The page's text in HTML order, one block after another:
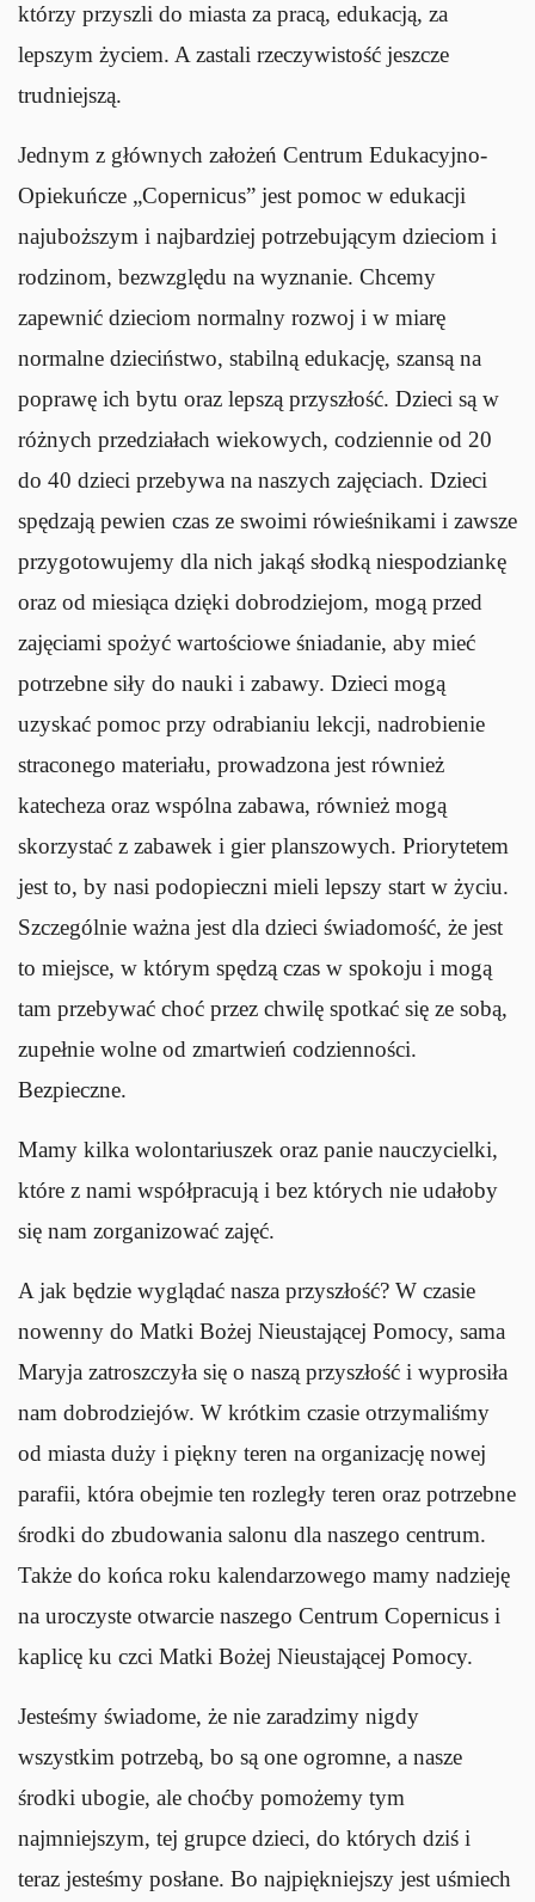
którzy przyszli do miasta za pracą, edukacją, za
lepszym życiem. A zastali rzeczywistość jeszcze
trudniejszą.
Jednym z głównych założeń Centrum Edukacyjno-
Opiekuńcze „Copernicus” jest pomoc w edukacji
najuboższym i najbardziej potrzebującym dzieciom i
rodzinom, bezwzględu na wyznanie. Chcemy
zapewnić dzieciom normalny rozwoj i w miarę
normalne dzieciństwo, stabilną edukację, szansą na
poprawę ich bytu oraz lepszą przyszłość. Dzieci są w
różnych przedziałach wiekowych, codziennie od 20
do 40 dzieci przebywa na naszych zajęciach. Dzieci
spędzają pewien czas ze swoimi rówieśnikami i zawsze
przygotowujemy dla nich jakąś słodką niespodziankę
oraz od miesiąca dzięki dobrodziejom, mogą przed
zajęciami spożyć wartościowe śniadanie, aby mieć
potrzebne siły do nauki i zabawy. Dzieci mogą
uzyskać pomoc przy odrabianiu lekcji, nadrobienie
straconego materiału, prowadzona jest również
katecheza oraz wspólna zabawa, również mogą
skorzystać z zabawek i gier planszowych. Priorytetem
jest to, by nasi podopieczni mieli lepszy start w życiu.
Szczególnie ważna jest dla dzieci świadomość, że jest
to miejsce, w którym spędzą czas w spokoju i mogą
tam przebywać choć przez chwilę spotkać się ze sobą,
zupełnie wolne od zmartwień codzienności.
Bezpieczne.
Mamy kilka wolontariuszek oraz panie nauczycielki,
które z nami współpracują i bez których nie udałoby
się nam zorganizować zajęć.
A jak będzie wyglądać nasza przyszłość? W czasie
nowenny do Matki Bożej Nieustającej Pomocy, sama
Maryja zatroszczyła się o naszą przyszłość i wyprosiła
nam dobrodziejów. W krótkim czasie otrzymaliśmy
od miasta duży i piękny teren na organizację nowej
parafii, która obejmie ten rozległy teren oraz potrzebne
środki do zbudowania salonu dla naszego centrum.
Także do końca roku kalendarzowego mamy nadzieję
na uroczyste otwarcie naszego Centrum Copernicus i
kaplicę ku czci Matki Bożej Nieustającej Pomocy.
Jesteśmy świadome, że nie zaradzimy nigdy
wszystkim potrzebą, bo są one ogromne, a nasze
środki ubogie, ale choćby pomożemy tym
najmniejszym, tej grupce dzieci, do których dziś i
teraz jesteśmy posłane. Bo najpiękniejszy jest uśmiech